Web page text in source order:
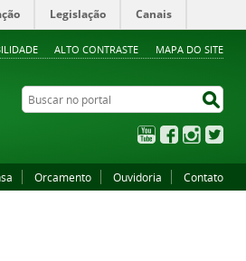
ALTO CONTRASTE MAPA DO SITE
Legislação Canais
Buscar no portal
YouTubeFacebookInstagram
Orcamento Ouvidoria Contato